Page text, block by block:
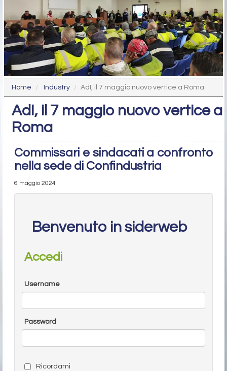
Home Industry AdI, il 7 maggio nuovo vertice a Roma
AdI, il 7 maggio nuovo vertice a
Roma
Commissari e sindacati a confronto
nella sede di Confindustria
6 maggio 2024
Benvenuto in siderweb
Accedi
Username
Password
Ricordami